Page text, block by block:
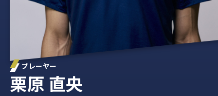
プレーヤー
栗原 直央